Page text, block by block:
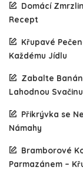
Domácí
Recept
Křupavé
Každému Jídlu
Zabalte
Lahodnou
Přikrývka se
Námahy
Bramborové
Parmazánem –